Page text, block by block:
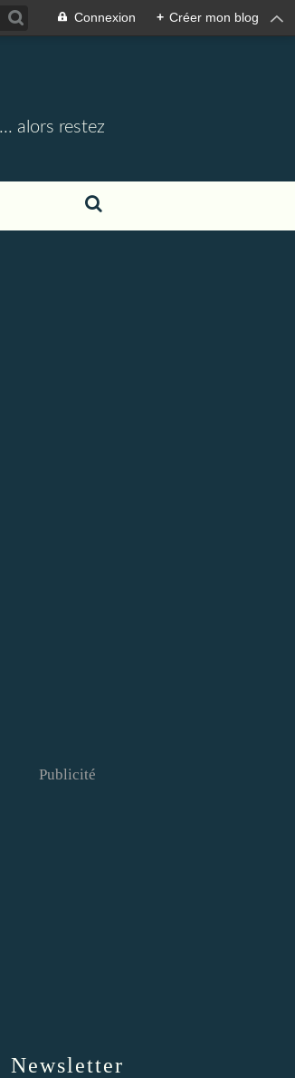
Connexion + Créer mon blog
alors restez
Newsletter
Publicité